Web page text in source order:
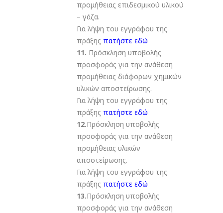
προμήθειας επιδεσμικού υλικού
– γάζα.
Για λήψη του εγγράφου της
πράξης πατήστε εδώ
11. Πρόσκληση υποβολής
προσφοράς για την ανάθεση
προμήθειας διάφορων χημικών
υλικών αποστείρωσης.
Για λήψη του εγγράφου της
πράξης πατήστε εδώ
12.Πρόσκληση υποβολής
προσφοράς για την ανάθεση
προμήθειας υλικών
αποστείρωσης.
Για λήψη του εγγράφου της
πράξης πατήστε εδώ
13.Πρόσκληση υποβολής
προσφοράς για την ανάθεση